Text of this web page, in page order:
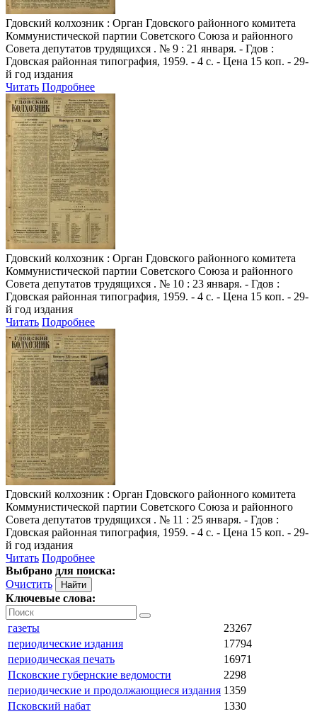
Гдовский колхозник : Орган Гдовского районного комитета
Коммунистической партии Советского Союза и районного
Совета депутатов трудящихся . № 9 : 21 января. - Гдов :
Гдовская районная типография, 1959. - 4 с. - Цена 15 коп. - 29-
й год издания
Читать Подробнее
Гдовский колхозник : Орган Гдовского районного комитета
Коммунистической партии Советского Союза и районного
Совета депутатов трудящихся . № 10 : 23 января. - Гдов :
Гдовская районная типография, 1959. - 4 с. - Цена 15 коп. - 29-
й год издания
Читать Подробнее
Гдовский колхозник : Орган Гдовского районного комитета
Коммунистической партии Советского Союза и районного
Совета депутатов трудящихся . № 11 : 25 января. - Гдов :
Гдовская районная типография, 1959. - 4 с. - Цена 15 коп. - 29-
й год издания
Читать Подробнее
Выбрано для поиска:
Очистить
Ключевые слова:
газеты
23267
периодические издания
17794
периодическая печать
16971
Псковские губернские ведомости
2298
периодические и продолжающиеся издания 1359
Псковский набат
1330